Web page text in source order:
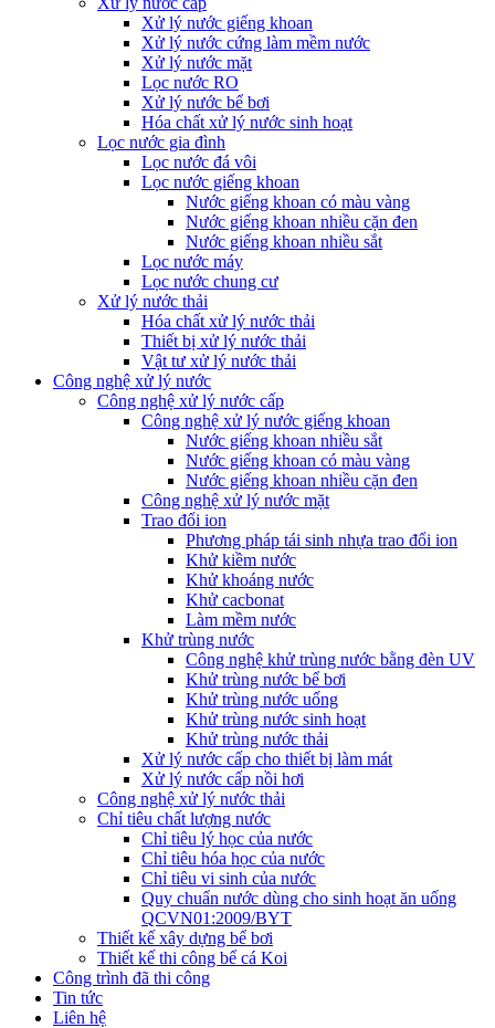
Xử lý nước giếng khoan
Xử lý nước cứng làm mềm nước
Xử lý nước mặt
Lọc nước RO
Xử lý nước bể bơi
Hóa chất xử lý nước sinh hoạt
Lọc nước gia đình
Lọc nước đá vôi
Lọc nước giếng khoan
Nước giếng khoan có màu vàng
Nước giếng khoan nhiều cặn đen
Nước giếng khoan nhiều sắt
Lọc nước máy
Lọc nước chung cư
Xử lý nước thải
Hóa chất xử lý nước thải
Thiết bị xử lý nước thải
Vật tư xử lý nước thải
Công nghệ xử lý nước
Công nghệ xử lý nước cấp
Công nghệ xử lý nước giếng khoan
Nước giếng khoan nhiều sắt
Nước giếng khoan có màu vàng
Nước giếng khoan nhiều cặn đen
Công nghệ xử lý nước mặt
Trao đổi ion
Phương pháp tái sinh nhựa trao đổi ion
Khử kiềm nước
Khử khoáng nước
Khử cacbonat
Làm mềm nước
Khử trùng nước
Công nghệ khử trùng nước bằng đèn UV
Khử trùng nước bể bơi
Khử trùng nước uống
Khử trùng nước sinh hoạt
Khử trùng nước thải
Xử lý nước cấp cho thiết bị làm mát
Xử lý nước cấp nồi hơi
Công nghệ xử lý nước thải
Chỉ tiêu chất lượng nước
Chỉ tiêu lý học của nước
Chỉ tiêu hóa học của nước
Chỉ tiêu vi sinh của nước
Quy chuẩn nước dùng cho sinh hoạt ăn uống
QCVN01:2009/BYT
Thiết kế xây dựng bể bơi
Thiết kế thi công bể cá Koi
Công trình đã thi công
Tin tức
Liên hệ